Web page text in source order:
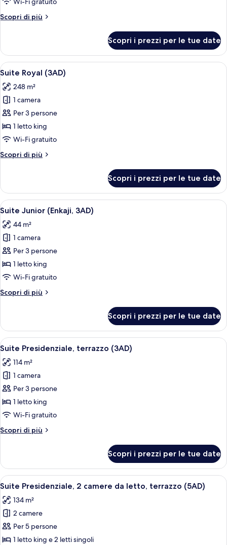
camere
terrazzo
(4+1)
Scopri di più
Altri
Presidenziale,
camere
letto,
terrazzo
Scopri i prezzi per le tue date
Apri
tutte
le
foto
per
Suite
Royal
Un soggiorno spazioso con un letto
8
Suite Royal (3AD)
248 m²
1 camera
Per 3 persone
1 letto king
Wi-Fi gratuito
Scopri di più
Altri
Royal
(3AD)
Scopri i prezzi per le tue date
Apri
tutte
le
foto
per
Suite
Junior
3AD)
Camera d'albergo con un'ampia
4
Suite Junior (Enkaji, 3AD)
44 m²
1 camera
Per 3 persone
1 letto king
Wi-Fi gratuito
Scopri di più
Altri
Junior
(Enkaji,
3AD)
Scopri i prezzi per le tue date
Apri
tutte
le
foto
per
Suite
Presidenziale,
(3AD)
Camera d'albergo con balcone vista
6
Suite Presidenziale, terrazzo (3AD)
114 m²
1 camera
Per 3 persone
1 letto king
Wi-Fi gratuito
Scopri di più
Altri
Presidenziale,
terrazzo
(3AD)
Scopri i prezzi per le tue date
Apri
tutte
le
foto
per
Suite
Un soggiorno spazioso con divano,
6
Suite Presidenziale, 2 camere da letto, terrazzo (5AD)
134 m²
2 camere
Per 5 persone
1 letto king e 2 letti singoli